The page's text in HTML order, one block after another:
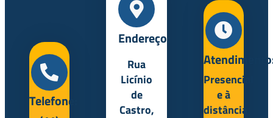
Telefone:
Endereço:
Rua
Licínio
de
Castro,
Presencial
e à
distância